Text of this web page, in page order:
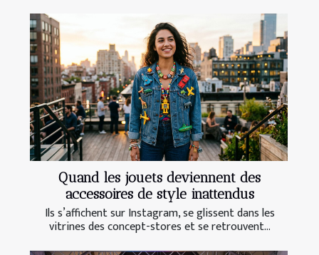
Quand les jouets deviennent des
accessoires de style inattendus
Ils s’affichent sur Instagram, se glissent dans les
vitrines des concept-stores et se retrouvent...